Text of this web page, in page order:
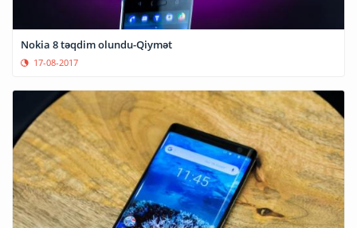
Nokia 8 təqdim olundu-Qiymət
17-08-2017